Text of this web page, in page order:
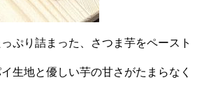
ぷり詰まった、さつま芋をペースト
生地と優しい芋の甘さがたまらなく